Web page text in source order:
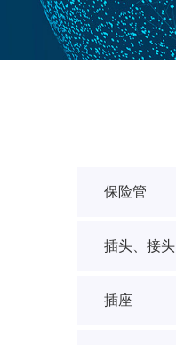
保险管
插头、接头
插座